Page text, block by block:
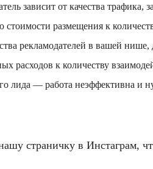
зависит от качества трафика,
размещения к
рекламодателей в вашей
расходов к количеству
лида — работа неэффективна и
страничку в Инстаграм,